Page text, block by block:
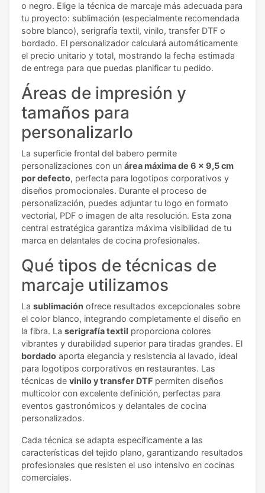
o negro. Elige la técnica de marcaje más adecuada para
tu proyecto: sublimación (especialmente recomendada
sobre blanco), serigrafía textil, vinilo, transfer DTF o
bordado. El personalizador calculará automáticamente
el precio unitario y total, mostrando la fecha estimada
de entrega para que puedas planificar tu pedido.
Áreas de impresión y
tamaños para
personalizarlo
La superficie frontal del babero permite
personalizaciones con un área máxima de 6 x 9,5 cm
por defecto, perfecta para logotipos corporativos y
diseños promocionales. Durante el proceso de
personalización, puedes adjuntar tu logo en formato
vectorial, PDF o imagen de alta resolución. Esta zona
central estratégica garantiza máxima visibilidad de tu
marca en delantales de cocina profesionales.
Qué tipos de técnicas de
marcaje utilizamos
La sublimación ofrece resultados excepcionales sobre
el color blanco, integrando completamente el diseño en
la fibra. La serigrafía textil proporciona colores
vibrantes y durabilidad superior para tiradas grandes. El
bordado aporta elegancia y resistencia al lavado, ideal
para logotipos corporativos en restaurantes. Las
técnicas de vinilo y transfer DTF permiten diseños
multicolor con excelente definición, perfectas para
eventos gastronómicos y delantales de cocina
personalizados.
Cada técnica se adapta específicamente a las
características del tejido plano, garantizando resultados
profesionales que resisten el uso intensivo en cocinas
comerciales.